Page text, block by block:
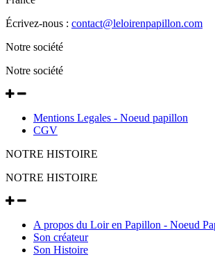
Écrivez-nous : contact@leloirenpapillon.com
Notre société
Notre société
Mentions Legales - Noeud papillon
CGV
NOTRE HISTOIRE
NOTRE HISTOIRE
A propos du Loir en Papillon - Noeud
Son créateur
Son Histoire